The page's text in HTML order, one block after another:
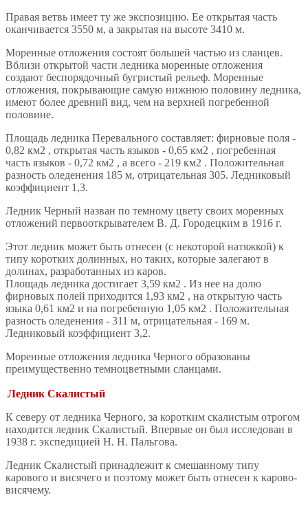
Правая ветвь имеет ту же экспозицию. Ее открытая часть
оканчивается 3550 м, а закрытая на высоте 3410 м.
Моренные отложения состоят большей частью из сланцев.
Вблизи открытой части ледника моренные отложения
создают беспорядочный бугристый рельеф. Моренные
отложения, покрывающие самую нижнюю половину ледника,
имеют более древний вид, чем на верхней погребенной
половине.
Площадь ледника Перевального составляет: фирновые поля -
0,82 км2 , открытая часть языков - 0,65 км2 , погребенная
часть языков - 0,72 км2 , а всего - 219 км2 . Положительная
разность оледенения 185 м, отрицательная 305. Ледниковый
коэффициент 1,3.
Ледник Черный назван по темному цвету своих моренных
отложений первооткрывателем В. Д. Городецким в 1916 г.
Этот ледник может быть отнесен (с некоторой натяжкой) к
типу коротких долинных, но таких, которые залегают в
долинах, разработанных из каров.
Площадь ледника достигает 3,59 км2 . Из нее на долю
фирновых полей приходится 1,93 км2 , на открытую часть
языка 0,61 км2 и на погребенную 1,05 км2 . Положительная
разность оледенения - 311 м, отрицательная - 169 м.
Ледниковый коэффициент 3,2.
Моренные отложения ледника Черного образованы
преимущественно темноцветными сланцами.
Ледник Скалистый
К северу от ледника Черного, за коротким скалистым отрогом
находится ледник Скалистый. Впервые он был исследован в
1938 г. экспедицией Н. Н. Пальгова.
Ледник Скалистый принадлежит к смешанному типу
карового и висячего и поэтому может быть отнесен к карово-
висячему.